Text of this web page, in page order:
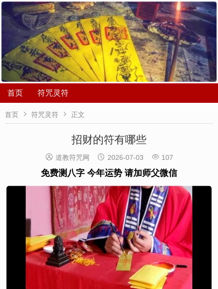
首页 符咒灵符
首页  符咒灵符  正文
招财的符有哪些
 道教符咒网  2026-07-03  107
免费测八字 今年运势 请加师父微信